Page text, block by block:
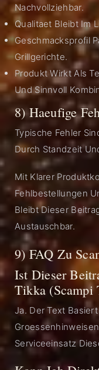
Nachvollziehbar.
Qualitaet Bleibt Im
Geschmacksprofil
Grillgerichte.
Produkt Wirkt Als
Und Sinnvoll
8) Haeufige
Typische Fehler
Durch Standzeit
Mit Klarer
Fehlbestellungen
Bleibt Dieser
Austauschbar.
9) FAQ Zu
Ist Dieser
Tikka (Scampi
Ja. Der Text
Serviceeinsatz